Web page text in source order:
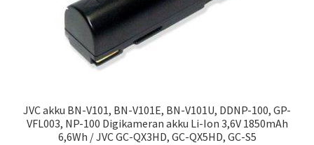
JVC akku BN-V101, BN-V101E, BN-V101U, DDNP-100, GP-
VFL003, NP-100 Digikameran akku Li-Ion 3,6V 1850mAh
6,6Wh / JVC GC-QX3HD, GC-QX5HD, GC-S5